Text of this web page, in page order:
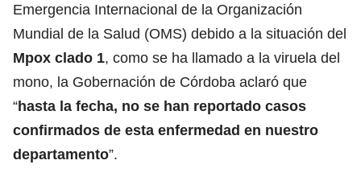
Emergencia Internacional de la Organización
Mundial de la Salud (OMS) debido a la situación del
Mpox clado 1, como se ha llamado a la viruela del
mono, la Gobernación de Córdoba aclaró que
“hasta la fecha, no se han reportado casos
confirmados de esta enfermedad en nuestro
departamento”.